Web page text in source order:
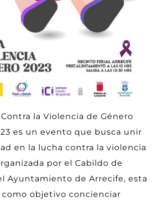
Contra la Violencia de Género
es un evento que busca unir
en la lucha contra la violencia
por el Cabildo de
Ayuntamiento de Arrecife, esta
objetivo concienciar